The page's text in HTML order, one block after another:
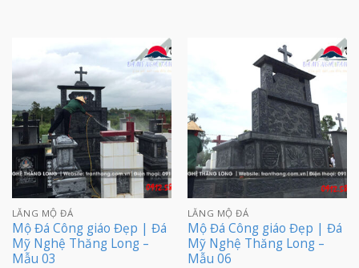
LĂNG MỘ ĐÁ
Mộ Đá Công giáo Đẹp | Đá
Mỹ Nghệ Thăng Long –
Mẫu 03
LĂNG MỘ ĐÁ
Mộ Đá Công giáo Đẹp | Đá
Mỹ Nghệ Thăng Long –
Mẫu 06